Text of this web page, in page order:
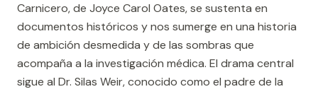
Carnicero, de Joyce Carol Oates, se sustenta en
documentos históricos y nos sumerge en una historia
de ambición desmedida y de las sombras que
acompaña a la investigación médica. El drama central
sigue al Dr. Silas Weir, conocido como el padre de la